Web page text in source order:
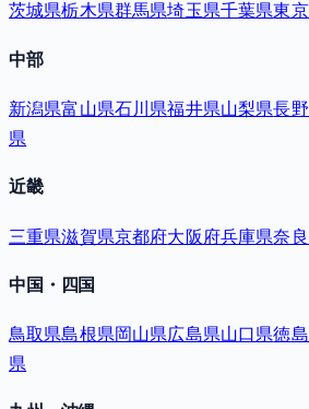
茨城県栃木県群馬県埼玉県千葉県東
中部
新潟県富山県石川県福井県山梨県長
県
近畿
三重県滋賀県京都府大阪府兵庫県奈
中国・四国
鳥取県島根県岡山県広島県山口県徳
県